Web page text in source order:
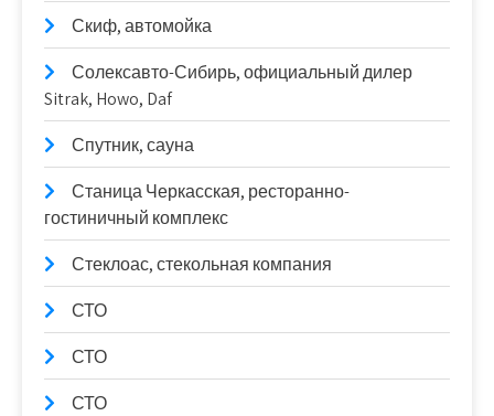
Скиф, автомойка
Солексавто-Сибирь, официальный дилер
Sitrak, Howo, Daf
Спутник, сауна
Станица Черкасская, ресторанно-
гостиничный комплекс
Стеклоас, стекольная компания
СТО
СТО
СТО